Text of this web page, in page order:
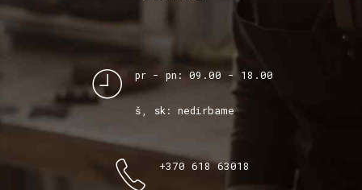
pr - pn: 09.00 - 18.00
š, sk: nedirbame
+370 618 63018